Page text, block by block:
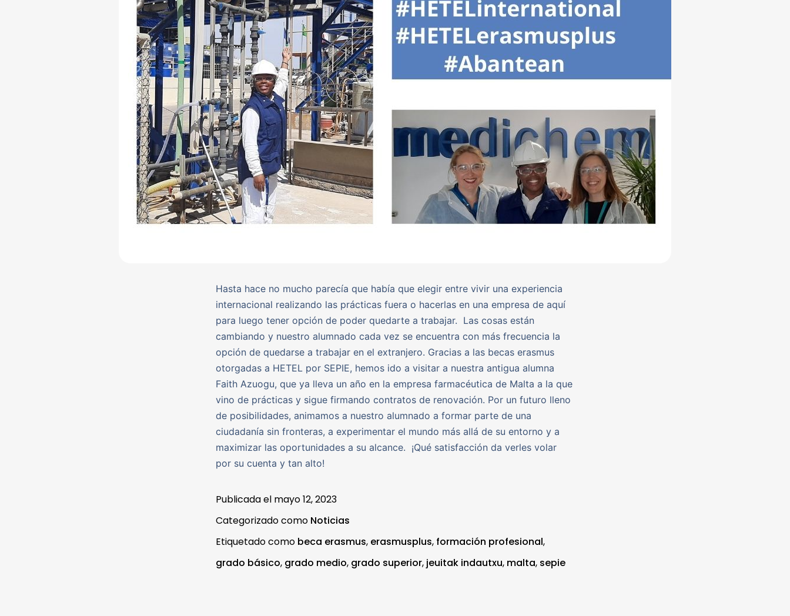
Hasta hace no mucho parecía que había que elegir entre vivir una experiencia
internacional realizando las prácticas fuera o hacerlas en una empresa de aquí
para luego tener opción de poder quedarte a trabajar. Las cosas están
cambiando y nuestro alumnado cada vez se encuentra con más frecuencia la
opción de quedarse a trabajar en el extranjero. Gracias a las becas erasmus
otorgadas a HETEL por SEPIE, hemos ido a visitar a nuestra antigua alumna
Faith Azuogu, que ya lleva un año en la empresa farmacéutica de Malta a la que
vino de prácticas y sigue firmando contratos de renovación. Por un futuro lleno
de posibilidades, animamos a nuestro alumnado a formar parte de una
ciudadanía sin fronteras, a experimentar el mundo más allá de su entorno y a
maximizar las oportunidades a su alcance. ¡Qué satisfacción da verles volar
por su cuenta y tan alto!
Publicada el mayo 12, 2023
Categorizado como Noticias
Etiquetado como beca erasmus, erasmusplus, formación profesional,
grado básico, grado medio, grado superior, jeuitak indautxu, malta, sepie